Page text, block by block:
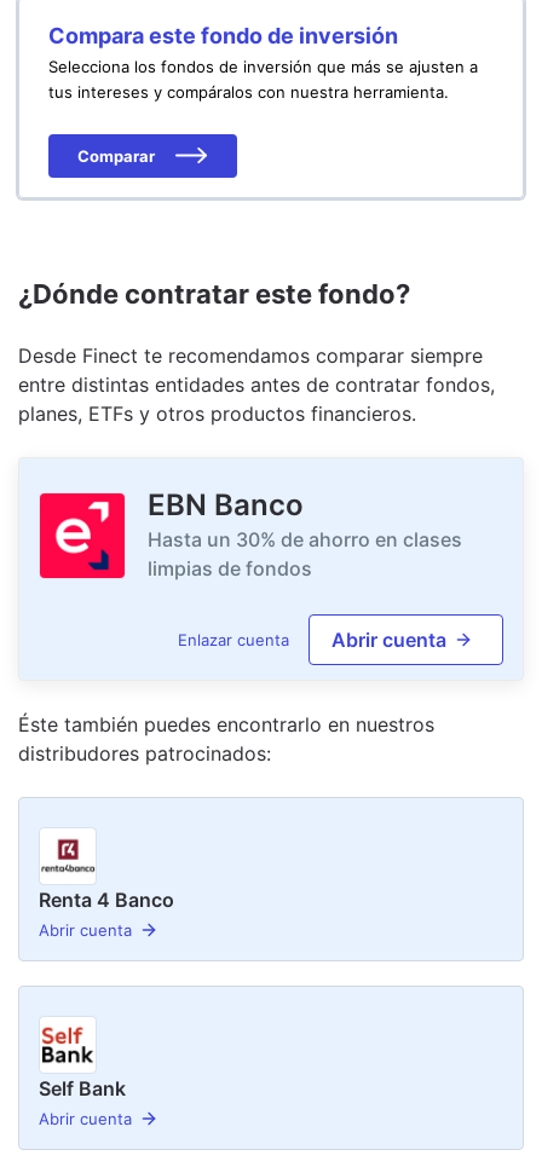
Compara este fondo de inversión
Selecciona los fondos de inversión que más se ajusten a
tus intereses y compáralos con nuestra herramienta.
Comparar
¿Dónde contratar este fondo?
Desde Finect te recomendamos comparar siempre
entre distintas entidades antes de contratar fondos,
planes, ETFs y otros productos financieros.
EBN Banco
Hasta un 30% de ahorro en clases
limpias de fondos
Enlazar cuenta Abrir cuenta
Éste también puedes encontrarlo en nuestros
distribudores patrocinados:
Renta 4 Banco
Abrir cuenta
Self Bank
Abrir cuenta